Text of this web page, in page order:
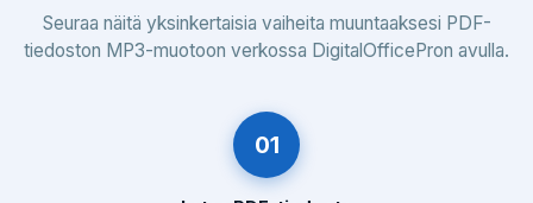
Seuraa näitä yksinkertaisia vaiheita muuntaaksesi PDF-
tiedoston MP3-muotoon verkossa DigitalOfficePron avulla.
01